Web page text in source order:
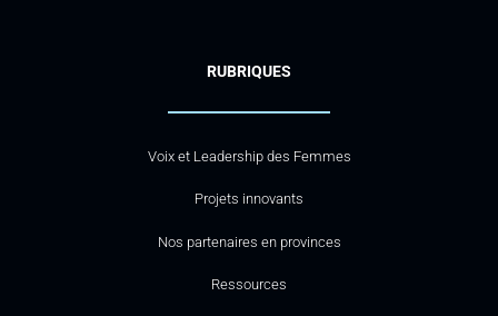
RUBRIQUES
Voix et Leadership des Femmes
Projets innovants
Nos partenaires en provinces
Ressources